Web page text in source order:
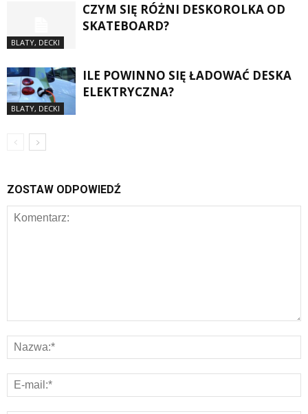
BLATY, DECKI
CZYM SIĘ RÓŻNI DESKOROLKA OD
SKATEBOARD?
BLATY, DECKI
ILE POWINNO SIĘ ŁADOWAĆ DESKA
ELEKTRYCZNA?
ZOSTAW ODPOWIEDŹ